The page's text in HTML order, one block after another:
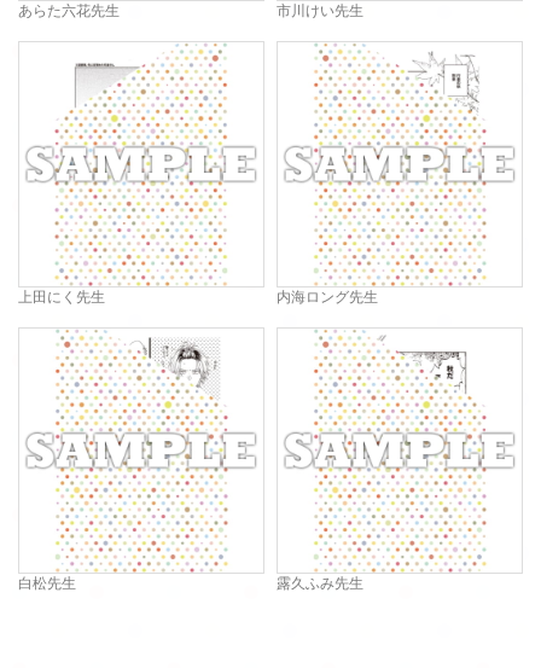
あらた六花先生 市川けい先生
上田にく先生 内海ロング先生
白松先生 露久ふみ先生